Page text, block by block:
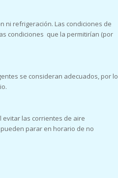
ni refrigeración. Las condiciones de
condiciones que la permitirían (por
se consideran adecuados, por lo
evitar las corrientes de aire
parar en horario de no